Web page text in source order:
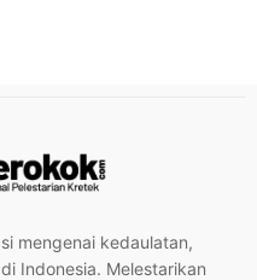
mengenai kedaulatan,
Indonesia. Melestarikan